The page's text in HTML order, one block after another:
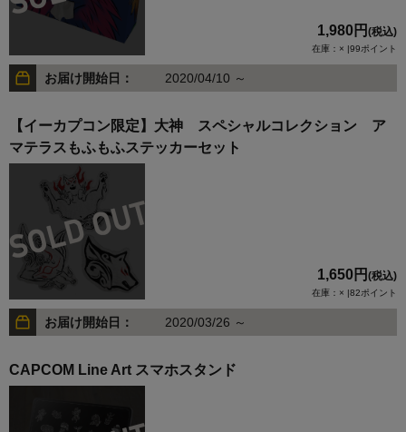
1,980円 (税込)
在庫：× |99ポイント
お届け開始日： 2020/04/10 ～
【イーカプコン限定】大神 スペシャルコレクション ア
マテラスもふもふステッカーセット
1,650円 (税込)
在庫：× |82ポイント
お届け開始日： 2020/03/26 ～
CAPCOM Line Art スマホスタンド